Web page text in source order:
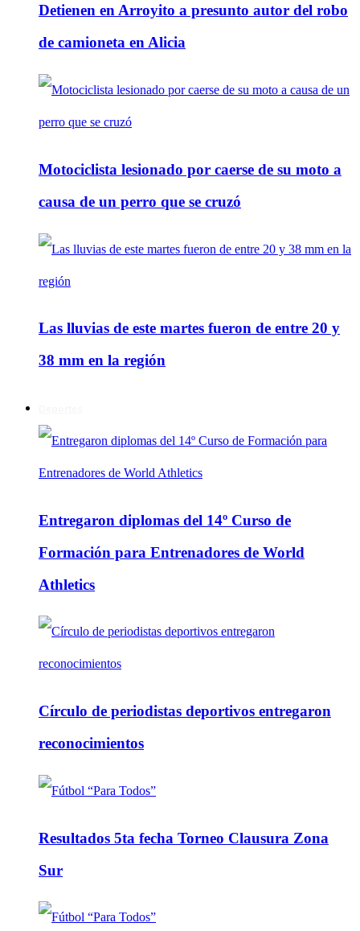
Detienen en Arroyito a presunto autor del robo
de camioneta en Alicia
Motociclista lesionado por caerse de su moto a
causa de un perro que se cruzó
Las lluvias de este martes fueron de entre 20 y
38 mm en la región
Entregaron diplomas del 14º Curso de
Formación para Entrenadores de World
Athletics
Círculo de periodistas deportivos entregaron
reconocimientos
Resultados 5ta fecha Torneo Clausura Zona
Sur